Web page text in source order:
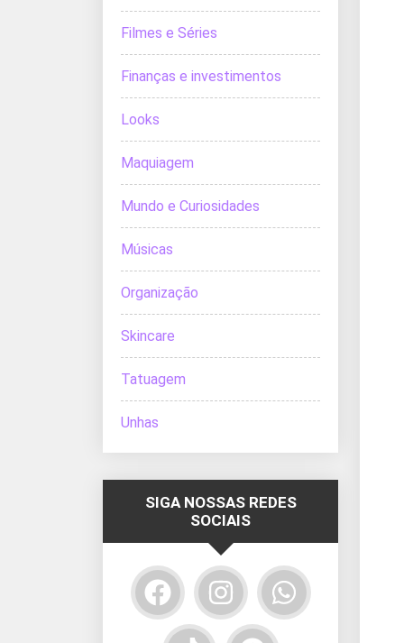
Filmes e Séries
Finanças e investimentos
Looks
Maquiagem
Mundo e Curiosidades
Músicas
Organização
Skincare
Tatuagem
Unhas
SIGA NOSSAS REDES
SOCIAIS